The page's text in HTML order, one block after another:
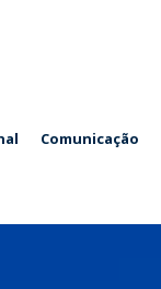
Comunicação